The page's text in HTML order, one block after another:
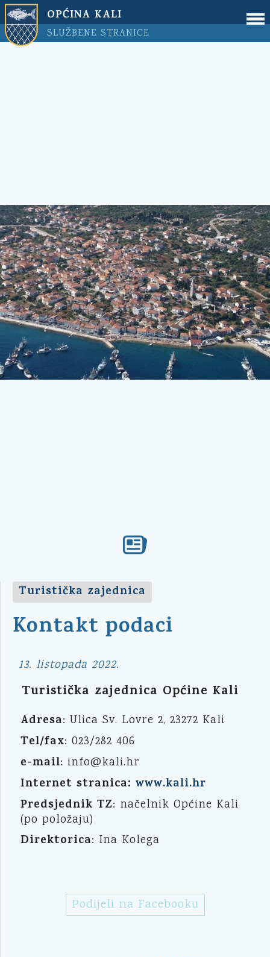
OPĆINA KALI
SLUŽBENE STRANICE
Turistička zajednica
Kontakt podaci
13. listopada 2022.
Turistička zajednica Općine Kali
Adresa: Ulica Sv. Lovre 2, 23272 Kali
Tel/fax: 023/282 406
e-mail: info@kali.hr
Internet stranica: www.kali.hr
Predsjednik TZ: načelnik Općine Kali
(po položaju)
Direktorica: Ina Kolega
Podijeli na Facebooku